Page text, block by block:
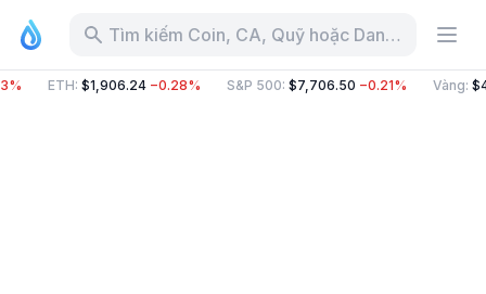
Tìm kiếm Coin, CA, Quỹ hoặc Danh mục
ETH: $1,906.24 −0.28% S&P 500: $7,706.50 −0.21% Vàng: